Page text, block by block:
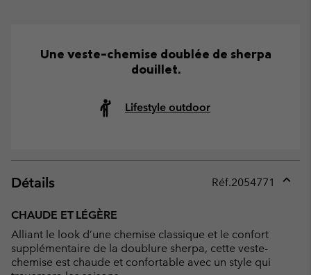
Une veste-chemise doublée de sherpa
douillet.
Lifestyle outdoor
Détails Réf.2054771
CHAUDE ET LÉGÈRE
Alliant le look d’une chemise classique et le confort
supplémentaire de la doublure sherpa, cette veste-
chemise est chaude et confortable avec un style qui